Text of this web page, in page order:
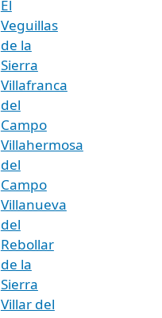
El
Veguillas
de la
Sierra
Villafranca
del
Campo
Villahermosa
del
Campo
Villanueva
del
Rebollar
de la
Sierra
Villar del